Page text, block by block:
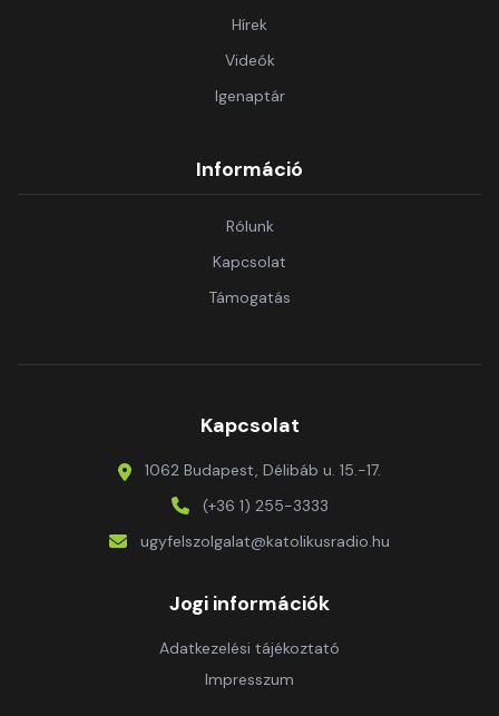
Hírek
Videók
Igenaptár
Információ
Rólunk
Kapcsolat
Támogatás
Kapcsolat
1062 Budapest, Délibáb u. 15.-17.
(+36 1) 255-3333
ugyfelszolgalat@katolikusradio.hu
Jogi információk
Adatkezelési tájékoztató
Impresszum